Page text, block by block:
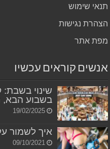
תנאי שימוש
הצהרת נגישות
מפת אתר
אנשים קוראים עכשיו
שינוי בשבת:
בשבוע הבא,
19/02/2025
איך לשמור
09/10/2021